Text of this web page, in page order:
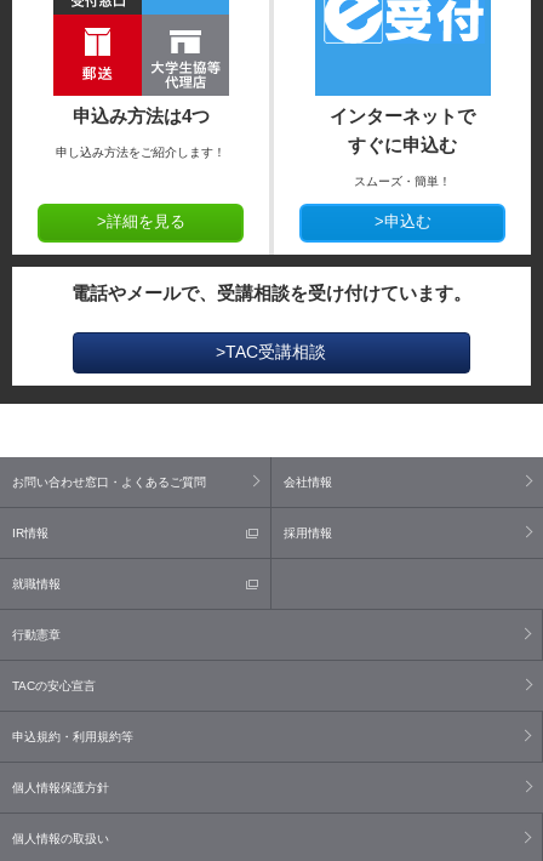
申込み方法は4つ
申し込み方法をご紹介します！
>詳細を見る
インターネットで
すぐに申込む
スムーズ・簡単！
>申込む
電話やメールで、受講相談を受け付けています。
>TAC受講相談
お問い合わせ窓口・よくあるご質問 会社情報
IR情報 採用情報
就職情報
行動憲章
TACの安心宣言
申込規約・利用規約等
個人情報保護方針
個人情報の取扱い